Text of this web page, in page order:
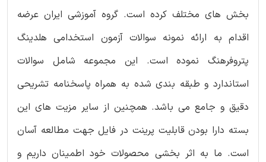
بخش های مختلف کرده است. گروه آموزشی ایران عرضه
اقدام به ارائه نمونه سوالات آزمون استخدامی هلدینگ
پتروفرهنگ نموده است. این مجموعه شامل سوالات
استاندارد و طبقه بندی شده به همراه پاسخنامه تشریحی
دقیق و جامع می باشد. همچنین از سایر مزیت های این
بسته دارا بودن قابلیت پرینت در فایل جهت مطالعه آسان
است. ما به اثر بخشی محصولات خود اطمینان داریم و